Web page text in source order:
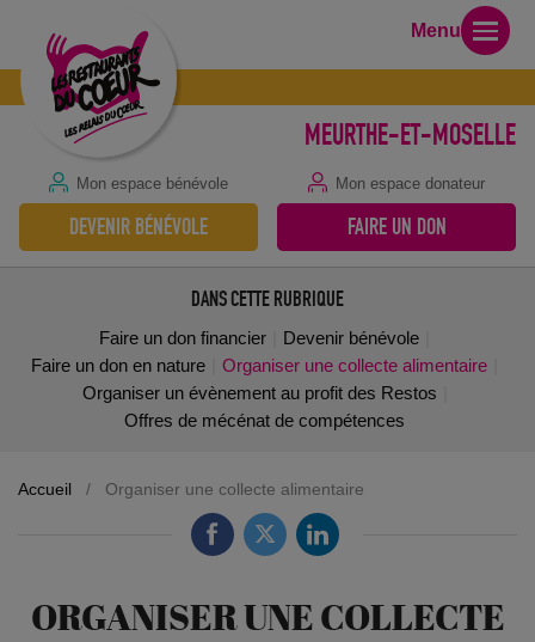
MEURTHE-ET-MOSELLE
Mon espace bénévole Mon espace donateur
DEVENIR BÉNÉVOLE FAIRE UN DON
Menu
DANS CETTE RUBRIQUE
Faire un don financier
Devenir bénévole
Faire un don en nature
Organiser une collecte alimentaire
Organiser un évènement au profit des Restos
Offres de mécénat de compétences
Accueil / Organiser une collecte alimentaire
ORGANISER UNE COLLECTE